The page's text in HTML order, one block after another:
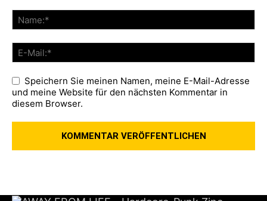
Speichern Sie meinen Namen, meine E-Mail-Adresse
und meine Website für den nächsten Kommentar in
diesem Browser.